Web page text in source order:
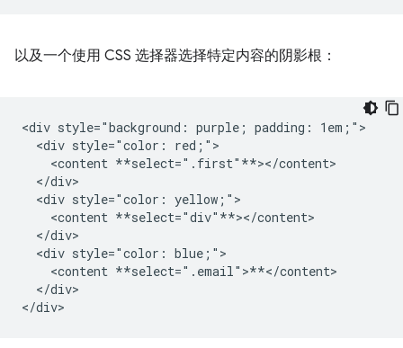
以及一个使用 CSS 选择器选择特定内容的阴影根：
<div style="background: purple; padding: 1em;">
  <div style="color: red;">
    <content **select=".first"**></content>
  </div>
  <div style="color: yellow;">
    <content **select="div"**></content>
  </div>
  <div style="color: blue;">
    <content **select=".email">**</content>
  </div>